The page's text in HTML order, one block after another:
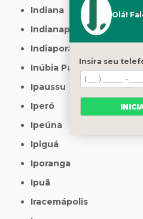
Indiana
Indianapolis
Indiaporã
Inúbia Paulista
Ipaussu
Iperó
Ipeúna
Ipiguá
Iporanga
Ipuã
Iracemápolis
Olá!
Insira seu